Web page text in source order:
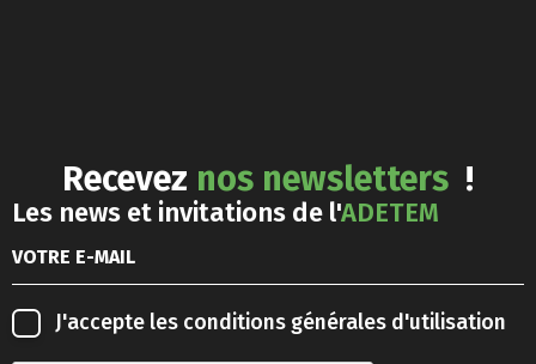
Recevez nos newsletters !
Les news et invitations de l'ADETEM
J'accepte les conditions générales d'utilisation